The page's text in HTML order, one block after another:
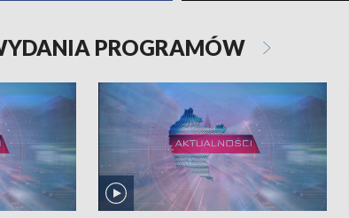
PROGRAMÓW